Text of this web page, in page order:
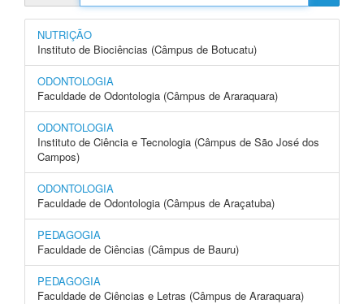
NUTRIÇÃO
Instituto de Biociências (Câmpus de Botucatu)
ODONTOLOGIA
Faculdade de Odontologia (Câmpus de Araraquara)
ODONTOLOGIA
Instituto de Ciência e Tecnologia (Câmpus de São José dos
Campos)
ODONTOLOGIA
Faculdade de Odontologia (Câmpus de Araçatuba)
PEDAGOGIA
Faculdade de Ciências (Câmpus de Bauru)
PEDAGOGIA
Faculdade de Ciências e Letras (Câmpus de Araraquara)